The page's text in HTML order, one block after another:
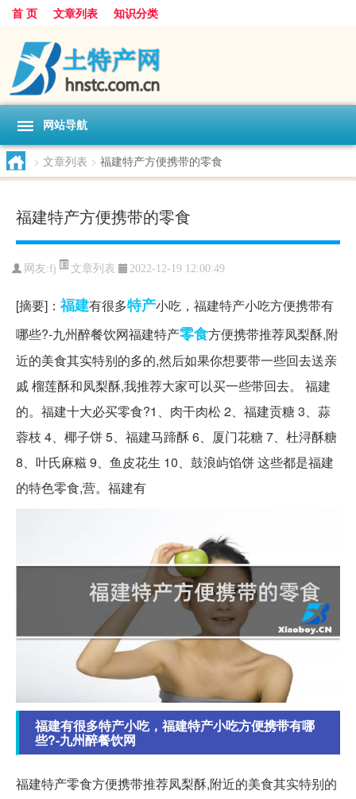
首 页 文章列表 知识分类
网站导航
> 文章列表 > 福建特产方便携带的零食
福建特产方便携带的零食
网友:fj 文章列表 2022-12-19 12:00:49
[摘要]： 福建有很多特产小吃，福建特产小吃方便携带有
哪些?-九州醉餐饮网福建特产零食方便携带推荐凤梨酥,附
近的美食其实特别的多的,然后如果你想要带一些回去送亲
戚 榴莲酥和凤梨酥,我推荐大家可以买一些带回去。 福建
的。福建十大必买零食?1、肉干肉松 2、福建贡糖 3、蒜
蓉枝 4、椰子饼 5、福建马蹄酥 6、厦门花糖 7、杜浔酥糖
8、叶氏麻糍 9、鱼皮花生 10、鼓浪屿馅饼 这些都是福建
的特色零食,营。福建有
福建有很多特产小吃，福建特产小吃方便携带有哪
些?-九州醉餐饮网
福建特产零食方便携带推荐凤梨酥,附近的美食其实特别的